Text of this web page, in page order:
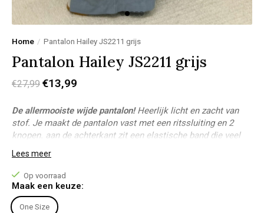
Home / Pantalon Hailey JS2211 grijs
Pantalon Hailey JS2211 grijs
€27,99 €13,99
De allermooiste wijde pantalon!Heerlijk licht en zacht van
stof. Je maakt de pantalon vast met een ritssluiting en 2
knopen. aan de achterkant zit een elastische band die veel
stretch bevat. De pantalon is te dragen tot en met
lengte1,80cm
Model Stacey:
Lichaamslengte: 1,73m
Bovenkant: M
Onderkant: 38
Lees meer
Op voorraad
Maak een keuze:
One Size